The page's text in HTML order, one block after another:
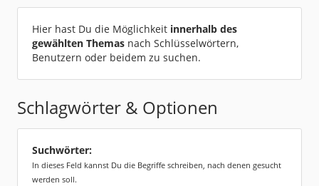
Hier hast Du die Möglichkeit innerhalb des
gewählten Themas nach Schlüsselwörtern,
Benutzern oder beidem zu suchen.
Schlagwörter & Optionen
Suchwörter:
In dieses Feld kannst Du die Begriffe schreiben, nach denen gesucht
werden soll.